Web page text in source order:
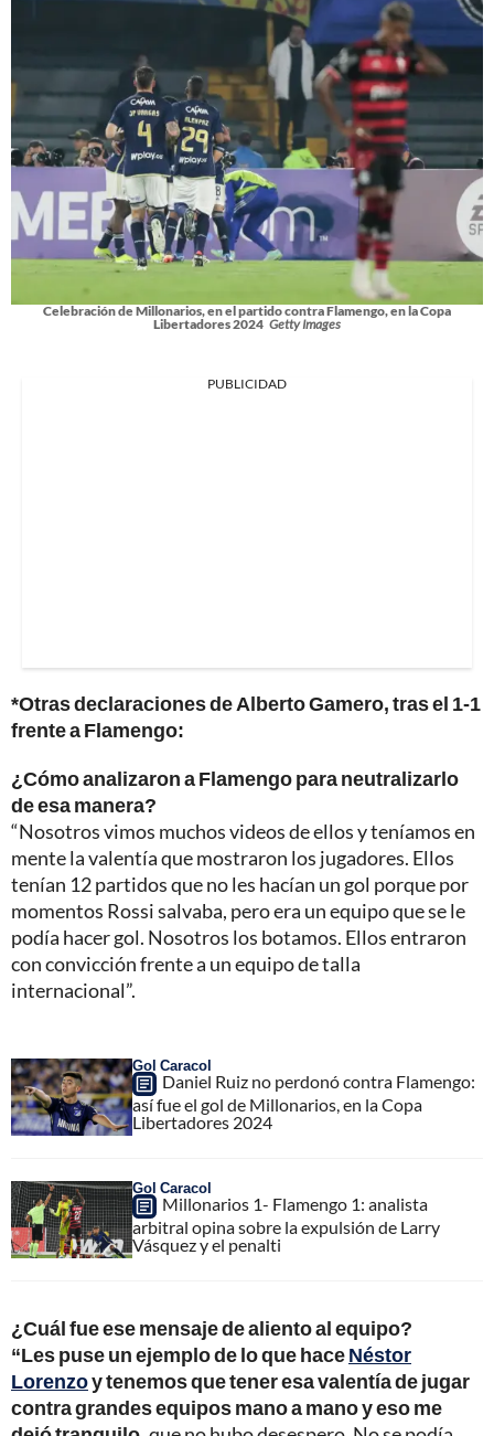
Celebración de Millonarios, en el partido contra Flamengo, en la Copa
Libertadores 2024 Getty Images
PUBLICIDAD
*Otras declaraciones de Alberto Gamero, tras el 1-1
frente a Flamengo:
¿Cómo analizaron a Flamengo para neutralizarlo
de esa manera?
“Nosotros vimos muchos videos de ellos y teníamos en
mente la valentía que mostraron los jugadores. Ellos
tenían 12 partidos que no les hacían un gol porque por
momentos Rossi salvaba, pero era un equipo que se le
podía hacer gol. Nosotros los botamos. Ellos entraron
con convicción frente a un equipo de talla
internacional”.
Gol Caracol
Daniel Ruiz no perdonó contra Flamengo:
así fue el gol de Millonarios, en la Copa
Libertadores 2024
Gol Caracol
Millonarios 1- Flamengo 1: analista
arbitral opina sobre la expulsión de Larry
Vásquez y el penalti
¿Cuál fue ese mensaje de aliento al equipo?
“Les puse un ejemplo de lo que haceNéstor
Lorenzoy tenemos que tener esa valentía de jugar
contra grandes equipos mano a mano y eso me